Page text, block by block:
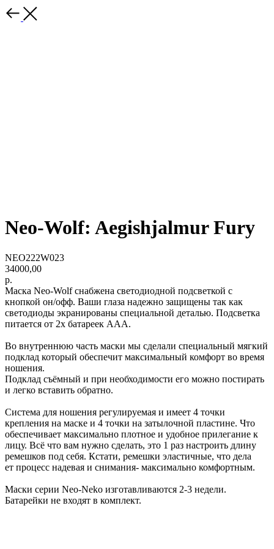
Neo-Wolf: Aegishjalmur Fury
NEO222W023
34000,00
р.
Маска Neo-Wolf снабжена светодиодной подсветкой с
кнопкой он/офф. Ваши глаза надежно защищены так как
светодиоды экранированы специальной деталью. Подсветка
питается от 2х батареек ААА.
Во внутреннюю часть маски мы сделали специальный мягкий
подклад который обеспечит максимальный комфорт во время
ношения.
Подклад съёмный и при необходимости его можно постирать
и легко вставить обратно.
Система для ношения регулируемая и имеет 4 точки
крепления на маске и 4 точки на затылочной пластине. Что
обеспечивает максимально плотное и удобное прилегание к
лицу. Всё что вам нужно сделать, это 1 раз настроить длину
ремешков под себя. Кстати, ремешки эластичные, что дела
ет процесс надевая и снимания- максимально комфортным.
Маски серии Neo-Neko изготавливаются 2-3 недели.
Батарейки не входят в комплект.